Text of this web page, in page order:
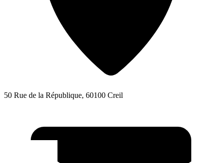
50 Rue de la République, 60100 Creil